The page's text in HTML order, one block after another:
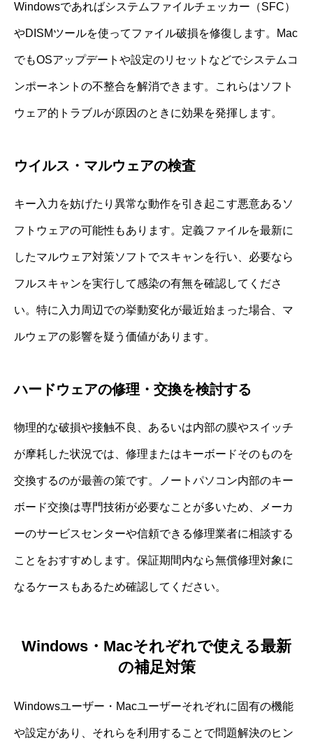
Windowsであればシステムファイルチェッカー（SFC）
やDISMツールを使ってファイル破損を修復します。Mac
でもOSアップデートや設定のリセットなどでシステムコ
ンポーネントの不整合を解消できます。これらはソフト
ウェア的トラブルが原因のときに効果を発揮します。
ウイルス・マルウェアの検査
キー入力を妨げたり異常な動作を引き起こす悪意あるソ
フトウェアの可能性もあります。定義ファイルを最新に
したマルウェア対策ソフトでスキャンを行い、必要なら
フルスキャンを実行して感染の有無を確認してくださ
い。特に入力周辺での挙動変化が最近始まった場合、マ
ルウェアの影響を疑う価値があります。
ハードウェアの修理・交換を検討する
物理的な破損や接触不良、あるいは内部の膜やスイッチ
が摩耗した状況では、修理またはキーボードそのものを
交換するのが最善の策です。ノートパソコン内部のキー
ボード交換は専門技術が必要なことが多いため、メーカ
ーのサービスセンターや信頼できる修理業者に相談する
ことをおすすめします。保証期間内なら無償修理対象に
なるケースもあるため確認してください。
Windows・Macそれぞれで使える最新
の補足対策
Windowsユーザー・Macユーザーそれぞれに固有の機能
や設定があり、それらを利用することで問題解決のヒン